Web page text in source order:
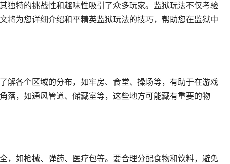
独特的挑战性和趣味性吸引了众多玩家。监狱玩法不仅考验
将为您详细介绍和平精英监狱玩法的技巧，帮助您在监狱中
解各个区域的分布，如牢房、食堂、操场等，有助于在游戏
落，如通风管道、储藏室等，这些地方可能藏有重要的物
，如枪械、弹药、医疗包等。要合理分配食物和饮料，避免